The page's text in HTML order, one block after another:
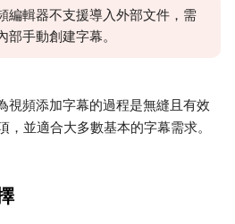
編輯器不支援導入外部文件，需
手動創建字幕。
視頻添加字幕的過程是無縫且有效
，並適合大多數基本的字幕需求。